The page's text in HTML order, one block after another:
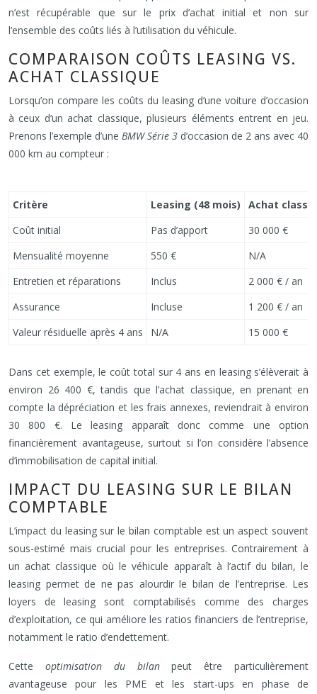
n’est récupérable que sur le prix d’achat initial et non sur
l’ensemble des coûts liés à l’utilisation du véhicule.
COMPARAISON COÛTS LEASING VS.
ACHAT CLASSIQUE
Lorsqu’on compare les coûts du leasing d’une voiture d’occasion
à ceux d’un achat classique, plusieurs éléments entrent en jeu.
Prenons l’exemple d’une BMW Série 3 d’occasion de 2 ans avec 40
000 km au compteur :
Critère Leasing (48 mois)
Achat
Coût initial
Pas d’apport
30 000 €
Mensualité moyenne
550 €
N/A
Entretien et réparations
Inclus
2 000 € / an
Assurance
Incluse
1 200 € / an
Valeur résiduelle après 4 ans
N/A 15 000 €
Dans cet exemple, le coût total sur 4 ans en leasing s’élèverait à
environ 26 400 €, tandis que l’achat classique, en prenant en
compte la dépréciation et les frais annexes, reviendrait à environ
30 800 €. Le leasing apparaît donc comme une option
financièrement avantageuse, surtout si l’on considère l’absence
d’immobilisation de capital initial.
IMPACT DU LEASING SUR LE BILAN
COMPTABLE
L’impact du leasing sur le bilan comptable est un aspect souvent
sous-estimé mais crucial pour les entreprises. Contrairement à
un achat classique où le véhicule apparaît à l’actif du bilan, le
leasing permet de ne pas alourdir le bilan de l’entreprise. Les
loyers de leasing sont comptabilisés comme des charges
d’exploitation, ce qui améliore les ratios financiers de l’entreprise,
notamment le ratio d’endettement.
Cette optimisation du bilanpeut être particulièrement
avantageuse pour les PME et les start-ups en phase de